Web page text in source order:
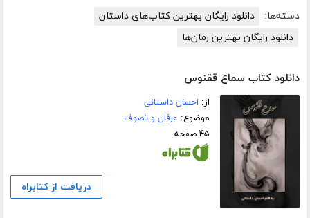
دسته‌ها:
دانلود رایگان بهترین کتاب‌های داستان
دانلود رایگان بهترین رمان‌ها
دانلود کتاب سماع ققنوس
از: احسان داستانی
موضوع: عرفان و تصوف
۴۵ صفحه
دریافت از کتابراه